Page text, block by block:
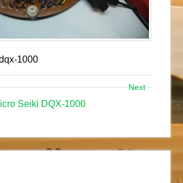
1000
Next
Seiki DQX-1000